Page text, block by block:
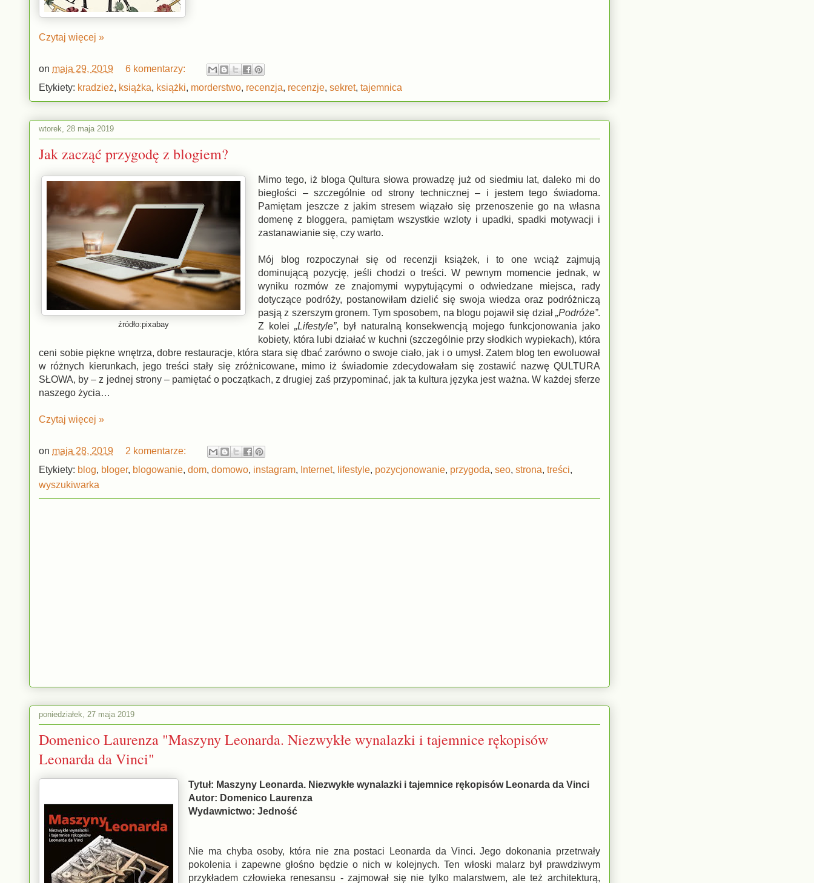
Czytaj więcej »
on maja 29, 2019
6 komentarzy:
Etykiety: kradzież, książka, książki, morderstwo, recenzja, recenzje, sekret, tajemnica
wtorek, 28 maja 2019
Jak zacząć przygodę z blogiem?
źródło:pixabay
Mimo tego, iż bloga Qultura słowa prowadzę już od siedmiu lat, daleko mi do
biegłości – szczególnie od strony technicznej – i jestem tego świadoma.
Pamiętam jeszcze z jakim stresem wiązało się przenoszenie go na własna
domenę z bloggera, pamiętam wszystkie wzloty i upadki, spadki motywacji i
zastanawianie się, czy warto.
Mój blog rozpoczynał się od recenzji książek, i to one wciąż zajmują
dominującą pozycję, jeśli chodzi o treści. W pewnym momencie jednak, w
wyniku rozmów ze znajomymi wypytującymi o odwiedzane miejsca, rady
dotyczące podróży, postanowiłam dzielić się swoja wiedza oraz podróżniczą
pasją z szerszym gronem. Tym sposobem, na blogu pojawił się dział „Podróże”.
Z kolei „Lifestyle”, był naturalną konsekwencją mojego funkcjonowania jako
kobiety, która lubi działać w kuchni (szczególnie przy słodkich wypiekach), która
ceni sobie piękne wnętrza, dobre restauracje, która stara się dbać zarówno o swoje ciało, jak i o umysł. Zatem blog ten ewoluował
w różnych kierunkach, jego treści stały się zróżnicowane, mimo iż świadomie zdecydowałam się zostawić nazwę QULTURA
SŁOWA, by – z jednej strony – pamiętać o początkach, z drugiej zaś przypominać, jak ta kultura języka jest ważna. W każdej sferze
naszego życia…
Czytaj więcej »
on maja 28, 2019
2 komentarze:
Etykiety: blog, bloger, blogowanie, dom, domowo, instagram, Internet, lifestyle, pozycjonowanie, przygoda, seo, strona, treści,
wyszukiwarka
poniedziałek, 27 maja 2019
Domenico Laurenza "Maszyny Leonarda. Niezwykłe wynalazki i tajemnice rękopisów
Leonarda da Vinci"
Tytuł: Maszyny Leonarda. Niezwykłe wynalazki i tajemnice rękopisów Leonarda da Vinci
Autor: Domenico Laurenza
Wydawnictwo: Jedność
Nie ma chyba osoby, która nie zna postaci Leonarda da Vinci. Jego dokonania przetrwały
pokolenia i zapewne głośno będzie o nich w kolejnych. Ten włoski malarz był prawdziwym
przykładem człowieka renesansu - zajmował się nie tylko malarstwem, ale też architekturą,